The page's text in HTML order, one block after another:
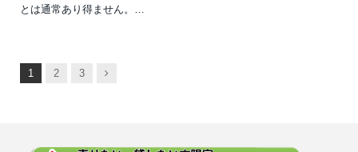
とは通常あり得ません。…
1 2 3
次